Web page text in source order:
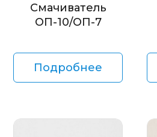
Смачиватель
ОП-10/ОП-7
Подробнее